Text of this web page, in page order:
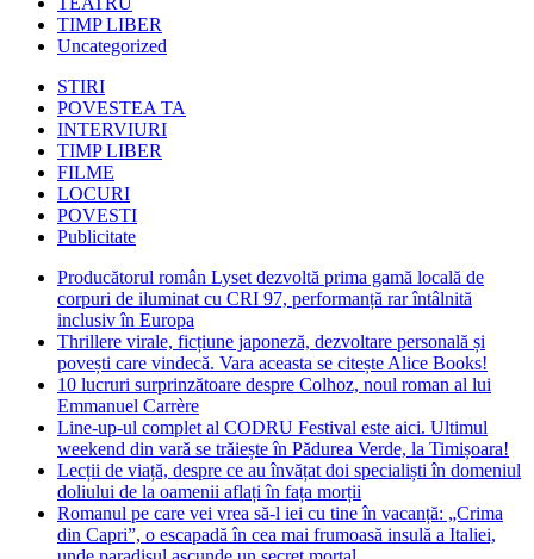
TIMP LIBER
Uncategorized
STIRI
POVESTEA TA
INTERVIURI
TIMP LIBER
FILME
LOCURI
POVESTI
Publicitate
Producătorul român Lyset dezvoltă prima gamă locală de
corpuri de iluminat cu CRI 97, performanță rar întâlnită
inclusiv în Europa
Thrillere virale, ficțiune japoneză, dezvoltare personală și
povești care vindecă. Vara aceasta se citește Alice Books!
10 lucruri surprinzătoare despre Colhoz, noul roman al lui
Emmanuel Carrère
Line-up-ul complet al CODRU Festival este aici. Ultimul
weekend din vară se trăiește în Pădurea Verde, la Timișoara!
Lecții de viață, despre ce au învățat doi specialiști în domeniul
doliului de la oamenii aflați în fața morții
Romanul pe care vei vrea să-l iei cu tine în vacanță: „Crima
din Capri”, o escapadă în cea mai frumoasă insulă a Italiei,